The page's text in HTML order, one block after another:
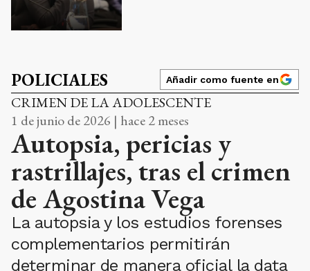
POLICIALES Añadir como fuente en
CRIMEN DE LA ADOLESCENTE
1 de junio de 2026 | hace 2 meses
Autopsia, pericias y
rastrillajes, tras el crimen
de Agostina Vega
La autopsia y los estudios forenses
complementarios permitirán
determinar de manera oficial la data